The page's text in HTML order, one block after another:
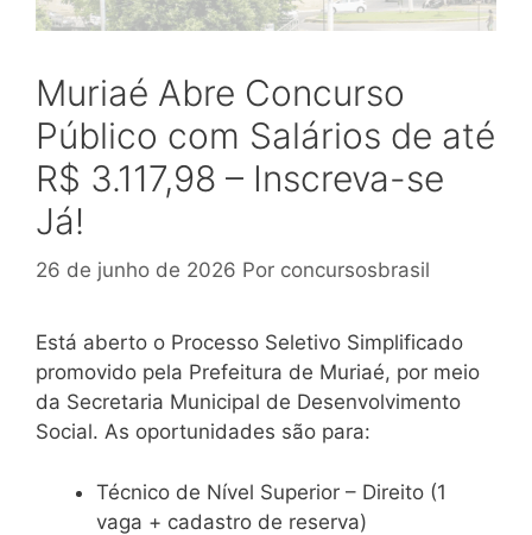
Muriaé Abre Concurso
Público com Salários de até
R$ 3.117,98 – Inscreva-se
Já!
26 de junho de 2026 Por concursosbrasil
Está aberto o Processo Seletivo Simplificado
promovido pela Prefeitura de Muriaé, por meio
da Secretaria Municipal de Desenvolvimento
Social. As oportunidades são para:
Técnico de Nível Superior – Direito (1
vaga + cadastro de reserva)